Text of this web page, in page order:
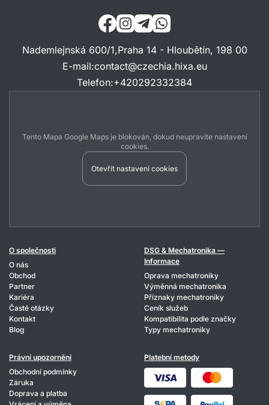
Nademlejnská 600/1,Praha 14 - Hloubětín, 198 00
E-mail:contact@czechia.hixa.eu
Telefon:+420292332384
Tento Mapa Google Maps je blokován, dokud neupravíte nastavení
cookies.
Otevřít nastavení cookies
O společnosti
O nás
Obchod
Partner
Kariéra
Časté otázky
Kontakt
Blog
DSG & Mechatronika —
Informace
Oprava mechatroniky
Výměnná mechatronika
Příznaky mechatroniky
Ceník služeb
Kompatibilita podle značky
Typy mechatroniky
Právní upozornění
Obchodní podmínky
Záruka
Doprava a platba
Platební metody